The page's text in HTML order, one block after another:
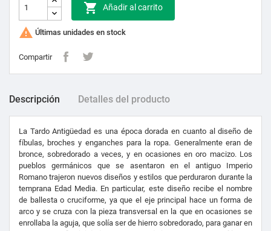
 Añadir al carrito
 Últimas unidades en stock
Compartir
Descripción Detalles del producto
La Tardo Antigüedad es una época dorada en cuanto al diseño de
fíbulas, broches y enganches para la ropa. Generalmente eran de
bronce, sobredorado a veces, y en ocasiones en oro macizo. Los
pueblos germánicos que se asentaron en el antiguo Imperio
Romano trajeron nuevos diseños y estilos que perduraron durante la
temprana Edad Media. En particular, este diseño recibe el nombre
de ballesta o cruciforme, ya que el eje principal hace un forma de
arco y se cruza con la pieza transversal en la que en ocasiones se
enrollaba la aguja, que solía ser de hierro sobredorado, para ganar en